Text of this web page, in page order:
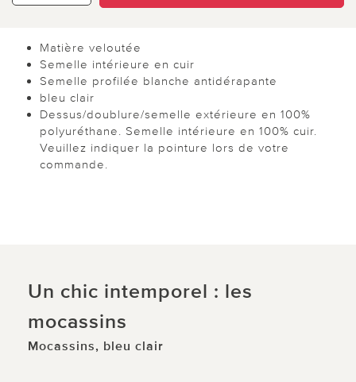
Matière veloutée
Semelle intérieure en cuir
Semelle profilée blanche antidérapante
bleu clair
Dessus/doublure/semelle extérieure en 100%
polyuréthane. Semelle intérieure en 100% cuir.
Veuillez indiquer la pointure lors de votre
commande.
Un chic intemporel : les
mocassins
Mocassins, bleu clair